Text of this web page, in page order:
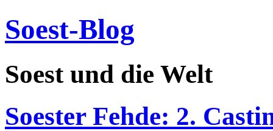
Soest-Blog
Soest und die Welt
Soester Fehde: 2.